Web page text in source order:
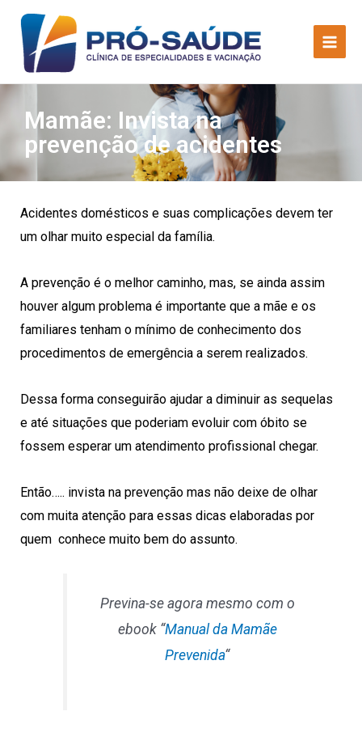
Mamãe: Invista na
prevenção de acidentes
Acidentes domésticos e suas complicações devem ter
um olhar muito especial da família.
A prevenção é o melhor caminho, mas, se ainda assim
houver algum problema é importante que a mãe e os
familiares tenham o mínimo de conhecimento dos
procedimentos de emergência a serem realizados.
Dessa forma conseguirão ajudar a diminuir as sequelas
e até situações que poderiam evoluir com óbito se
fossem esperar um atendimento profissional chegar.
Então….. invista na prevenção mas não deixe de olhar
com muita atenção para essas dicas elaboradas por
quem conhece muito bem do assunto.
Previna-se agora mesmo com o
ebook “Manual da Mamãe
Prevenida“